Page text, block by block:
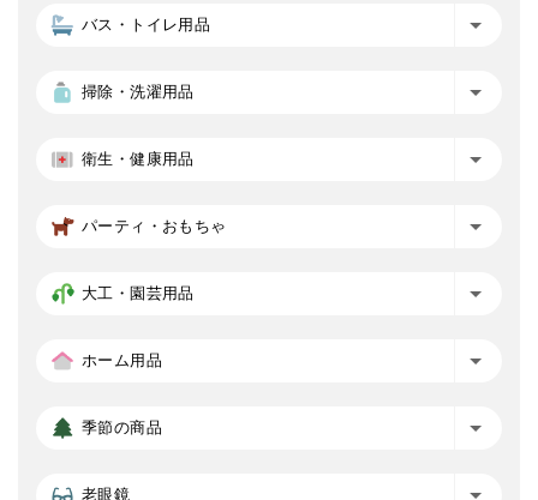
バス・トイレ用品
掃除・洗濯用品
衛生・健康用品
パーティ・おもちゃ
大工・園芸用品
ホーム用品
季節の商品
老眼鏡